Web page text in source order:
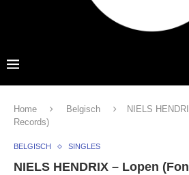
Home Belgisch
NIELS
Records)
BELGISCH SINGLES
NIELS HENDRIX – Lopen